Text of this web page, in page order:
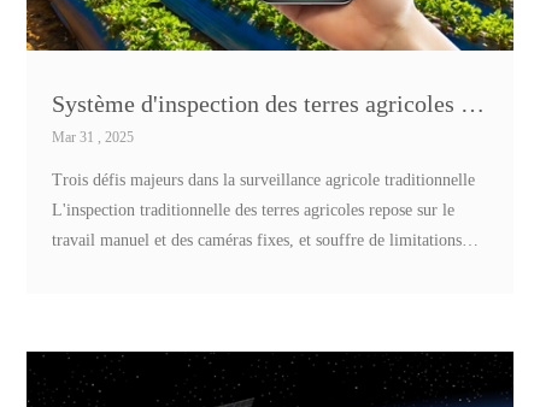
Système d'inspection des terres agricoles par drone : EBYTE 4G DTU
Mar 31 , 2025
Trois défis majeurs dans la surveillance agricole traditionnelle
L'inspection traditionnelle des terres agricoles repose sur le
travail manuel et des caméras fixes, et souffre de limitations